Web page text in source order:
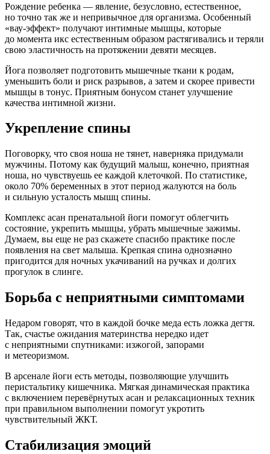
Рождение ребенка — явление, безусловно, естественное,
но точно так же и непривычное для организма. Особенный
«вау-эффект» получают интимные мышцы, которые
до момента икс естественным образом растягивались и теряли
свою эластичность на протяжении девяти месяцев.
Йога позволяет подготовить мышечные ткани к родам,
уменьшить боли и риск разрывов, а затем и скорее привести
мышцы в тонус. Приятным бонусом станет улучшение
качества интимной жизни.
Укрепление спины
Поговорку, что своя ноша не тянет, наверняка придумали
мужчины. Потому как будущий малыш, конечно, приятная
ноша, но чувствуешь ее каждой клеточкой. По статистике,
около 70% беременных в этот период жалуются на боль
и сильную усталость мышц спины.
Комплекс асан пренатальной йоги помогут облегчить
состояние, укрепить мышцы, убрать мышечные зажимы.
Думаем, вы еще не раз скажете спасибо практике после
появления на свет малыша. Крепкая спина однозначно
пригодится для ночных укачиваний на ручках и долгих
прогулок в слинге.
Борьба с неприятными симптомами
Недаром говорят, что в каждой бочке меда есть ложка дегтя.
Так, счастье ожидания материнства нередко идет
с неприятными спутниками: изжогой, запорами
и метеоризмом.
В арсенале йоги есть методы, позволяющие улучшить
перистальтику кишечника. Мягкая динамическая практика
с включением перевёрнутых асан и релаксационных техник
при правильном выполнении помогут укротить
чувствительный ЖКТ.
Стабилизация эмоций